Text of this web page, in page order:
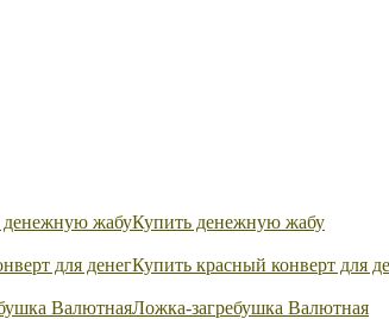
Купить денежную жабу
Купить красный конверт для
Ложка-загребушка Валютная